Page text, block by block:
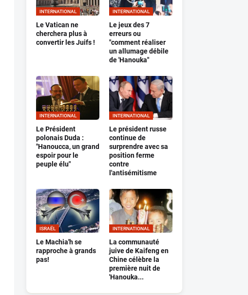
INTERNATIONAL
Le Vatican ne
cherchera plus à
convertir les Juifs !
INTERNATIONAL
Le jeux des 7
erreurs ou
"comment réaliser
un allumage débile
de 'Hanouka"
INTERNATIONAL
Le Président
polonais Duda :
"Hanoucca, un grand
espoir pour le
peuple élu"
INTERNATIONAL
Le président russe
continue de
surprendre avec sa
position ferme
contre
l'antisémitisme
ISRAËL
Le Machia'h se
rapproche à grands
pas!
INTERNATIONAL
La communauté
juive de Kaifeng en
Chine célèbre la
première nuit de
'Hanouka...